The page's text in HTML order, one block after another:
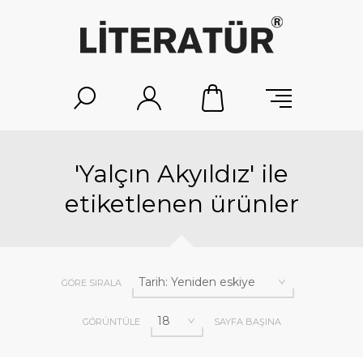
'Yalçın Akyıldız' ile
etiketlenen ürünler
GÖRE SIRALA
GÖRÜNTÜLE SAYFA BAŞINA